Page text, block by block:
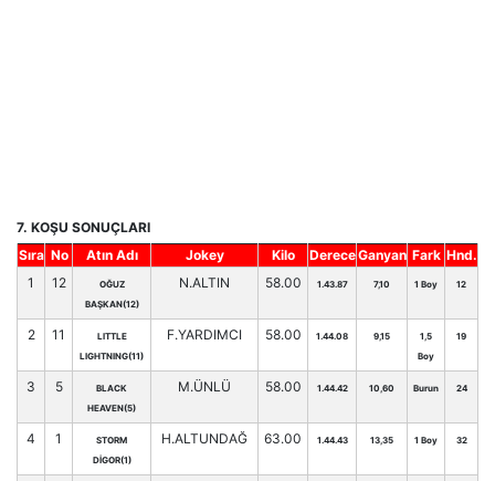
7. KOŞU SONUÇLARI
Sıra No Atın Adı Jokey Kilo DereceGanyan Fark Hnd.
1
12
OĞUZ
BAŞKAN(12)
N.ALTIN 58.00 1.43.87 7,10 1 Boy 12
2 11
LITTLE
LIGHTNING(11)
F.YARDIMCI 58.00 1.44.08 9,15
1,5
Boy
19
3 5
BLACK
HEAVEN(5)
M.ÜNLÜ 58.00 1.44.42 10,60 Burun 24
4 1
STORM
DİGOR(1)
H.ALTUNDAĞ 63.00 1.44.43 13,35 1 Boy 32